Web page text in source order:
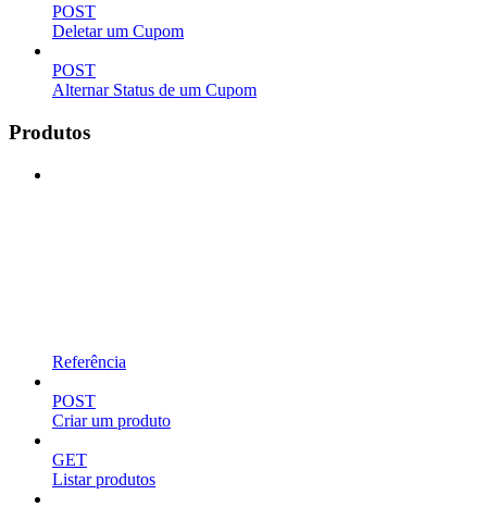
POST
Deletar um Cupom
POST
Alternar Status de um Cupom
Produtos
Referência
POST
Criar um produto
GET
Listar produtos